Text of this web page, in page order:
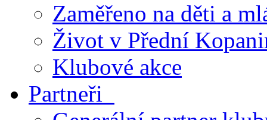
Zaměřeno na děti a
Život v Přední
Klubové akce
Partneři